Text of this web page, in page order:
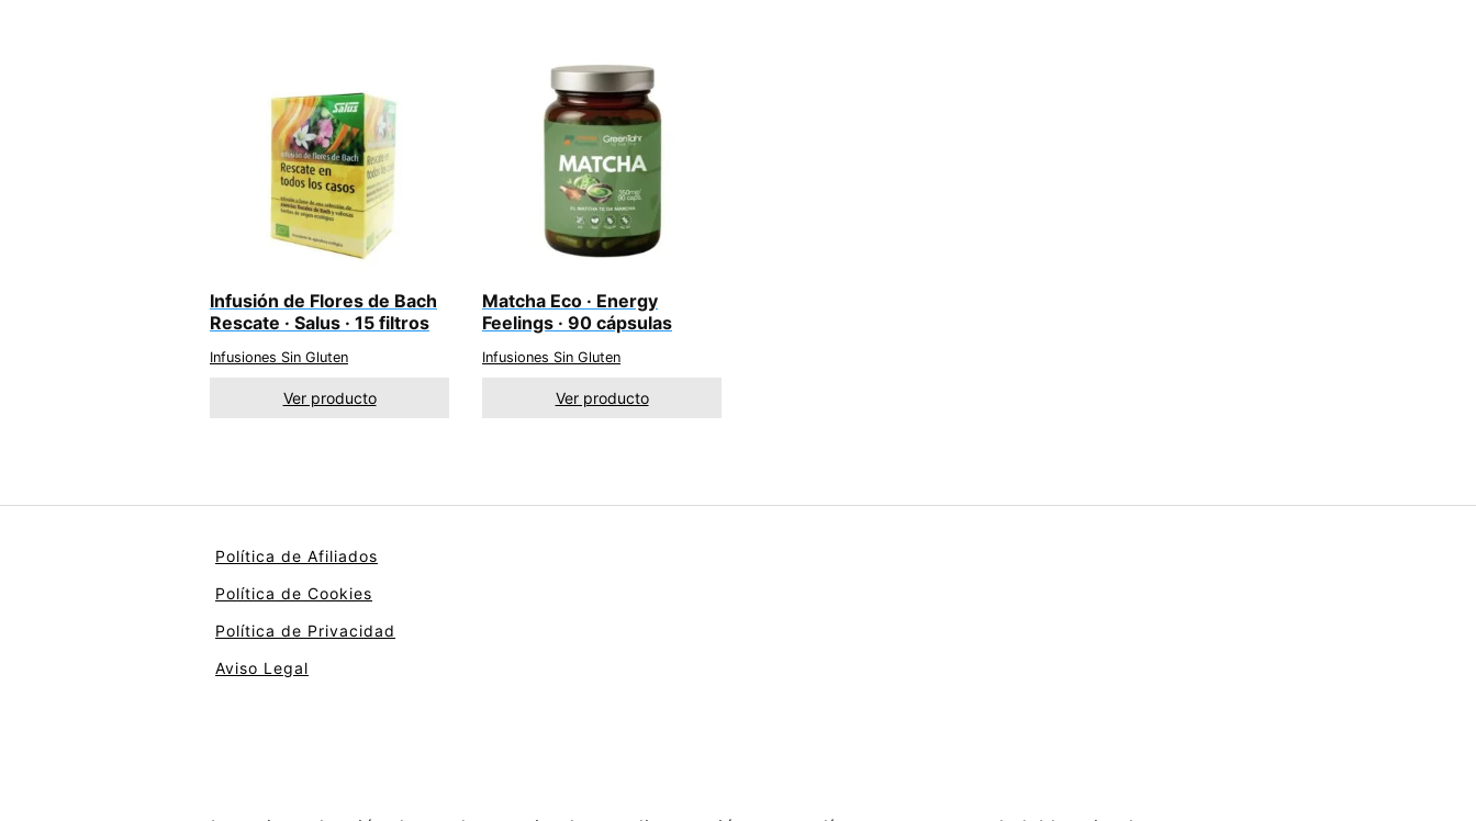
Infusión de Flores de Bach
Rescate · Salus · 15 filtros
Infusiones Sin Gluten
Ver producto
Matcha Eco · Energy
Feelings · 90 cápsulas
Infusiones Sin Gluten
Ver producto
Política de Afiliados
Política de Cookies
Política de Privacidad
Aviso Legal